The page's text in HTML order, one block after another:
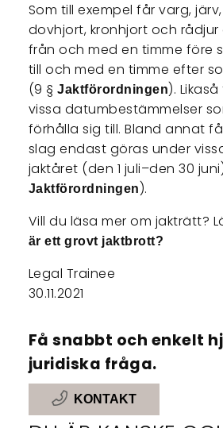
Som till exempel får varg,
dovhjort, kronhjort och
från och med en timme före
till och med en timme efter
(9 §Jaktförordningen).
vissa datumbestämmelser
förhålla sig till. Bland annat
slag endast göras under
jaktåret (den 1 juli–den 30
Jaktförordningen).
Vill du läsa mer om jakträtt?
är ett grovt jaktbrott?
Legal Trainee
30.11.2021
Få snabbt och enkelt
juridiska fråga.
KONTAKT